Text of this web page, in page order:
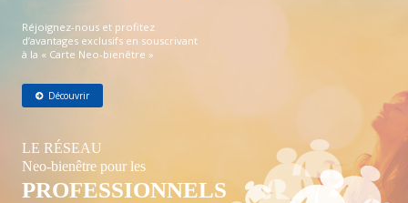
Réjoignez-nous et profitez
d’avantages exclusifs en souscrivant
à la « Carte Neo-bienêtre »
Découvrir
LE RÉSEAU
Neo-bienêtre pour les
PROFESSIONNELS